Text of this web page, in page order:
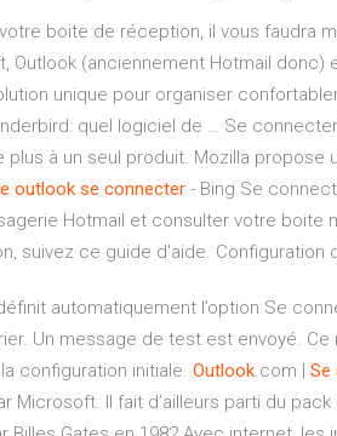
boite de réception, il vous faudra
Outlook (anciennement Hotmail
unique pour organiser
quel logiciel de … Se
à un seul produit. Mozilla propose
outlook se connecter - Bing Se
Hotmail et consulter votre boite
suivez ce guide d'aide. Configuration
automatiquement l’option Se
Un message de test est envoyé.
configuration initiale. Outlook.com | Se
Microsoft. Il fait d’ailleurs parti du pack